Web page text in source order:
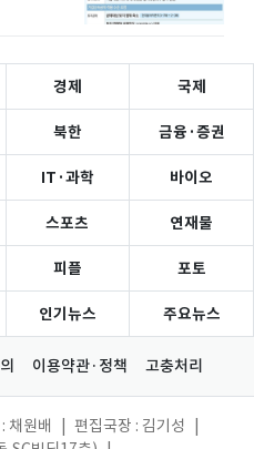
경제 국제
북한 금융·증권
IT·과학 바이오
스포츠 연재물
피플 포토
인기뉴스 주요뉴스
이용약관·정책 고충처리
채원배 편집국장 : 김기성